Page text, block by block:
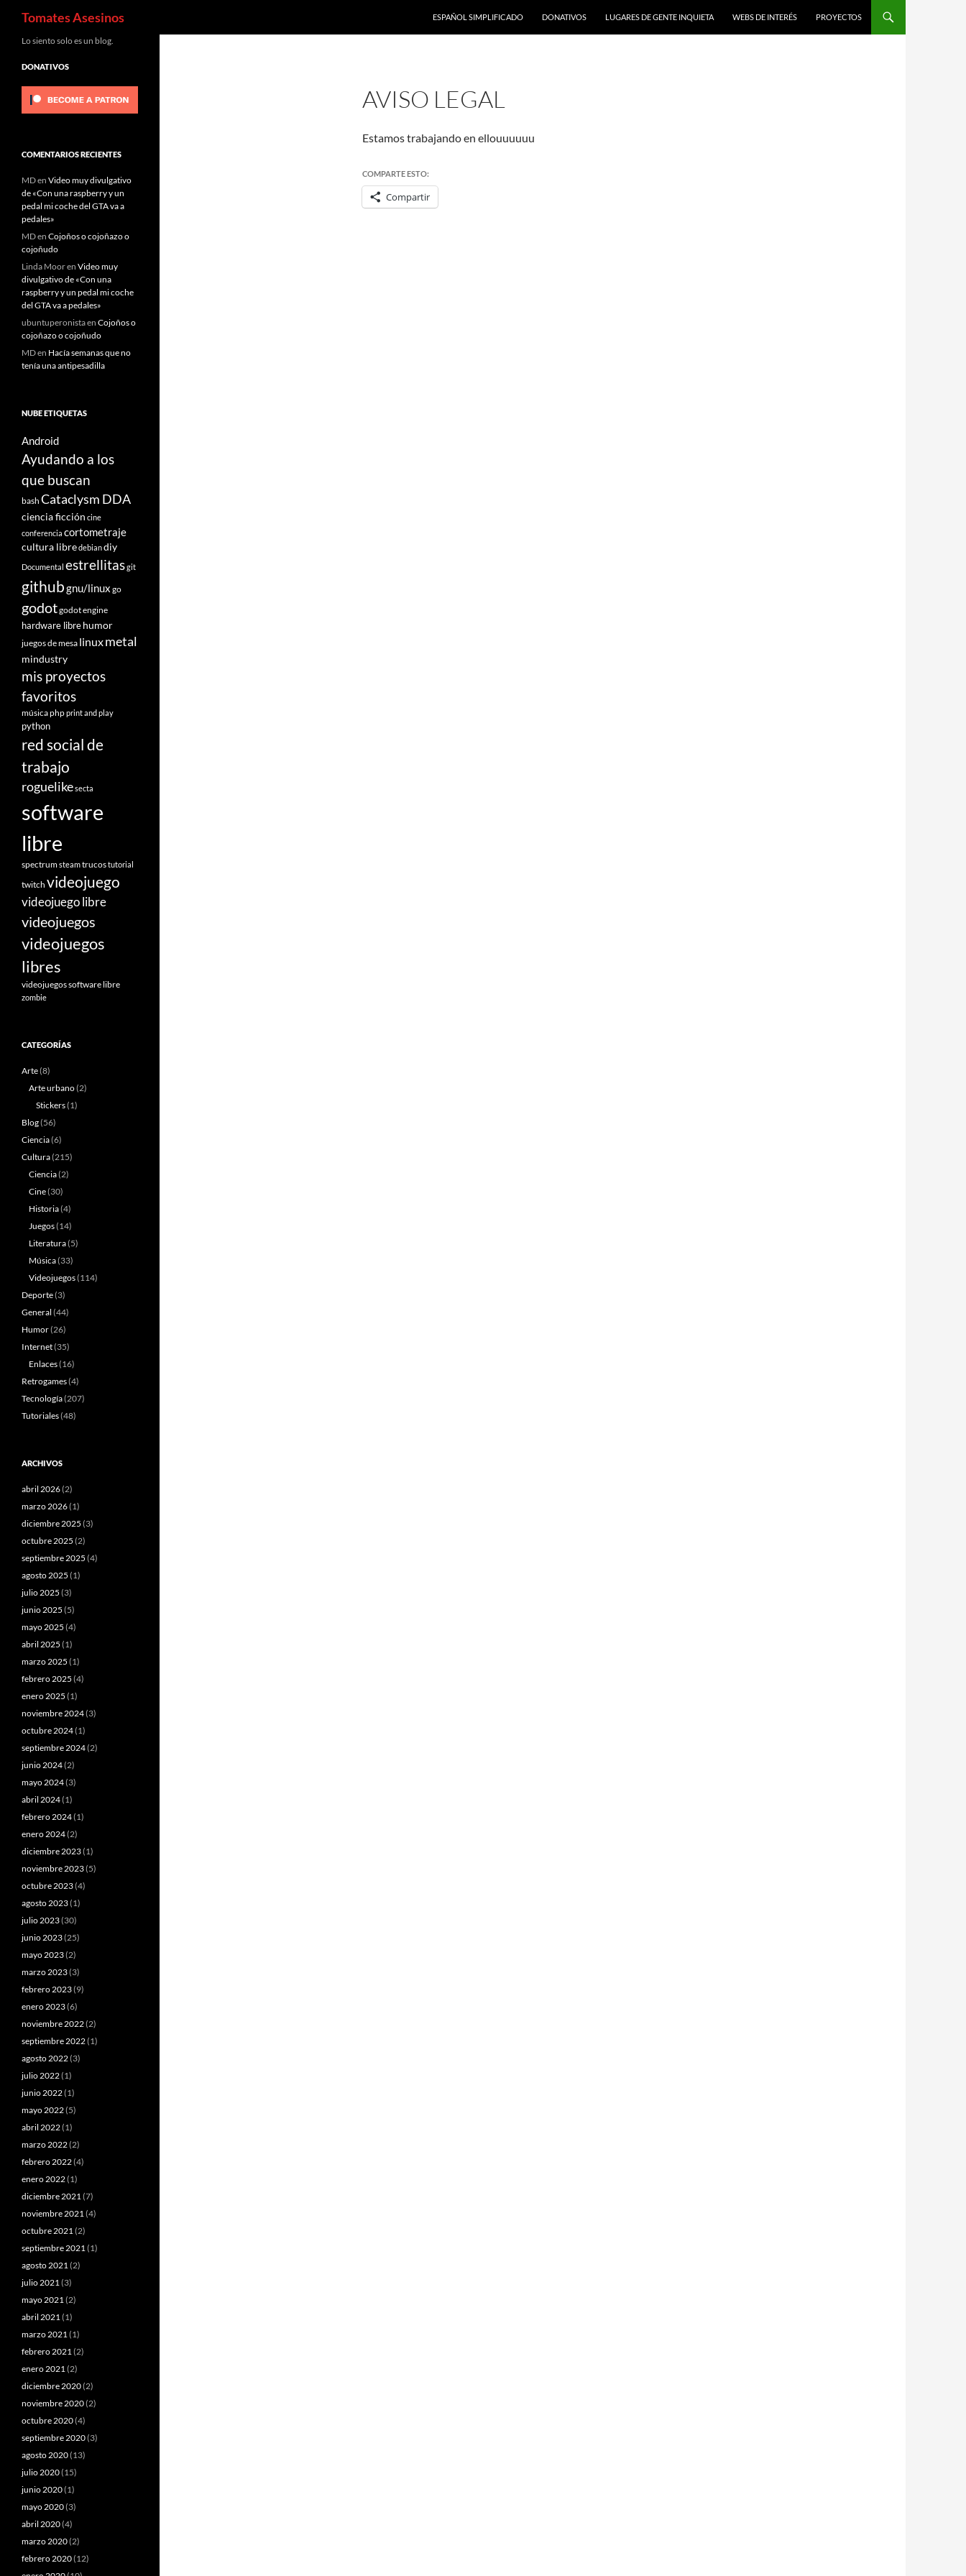
Saltar
Tomates Asesinos ESPAÑOL SIMPLIFICADO DONATIVOS LUGARES DE GENTE INQUIETA WEBS DE INTERÉS PROYECTOS
AVISO LEGAL
Estamos trabajando en ellouuuuuu
COMPARTE ESTO:
Compartir
Lo siento solo es un blog.
DONATIVOS
COMENTARIOS RECIENTES
MDen Video muy divulgativo
de «Con una raspberry y un
pedal mi coche del GTA va a
pedales»
MDen Cojoños o cojoñazo o
cojoñudo
Linda Mooren Video muy
divulgativo de «Con una
raspberry y un pedal mi coche
del GTA va a pedales»
ubuntuperonistaen Cojoños o
cojoñazo o cojoñudo
MDen Hacía semanas que no
tenía una antipesadilla
NUBE ETIQUETAS
Android
Ayudando a los
que buscan
bash Cataclysm DDA
ciencia ficción cine
conferencia cortometraje
cultura libredebiandiy
Documental estrellitasgit
githubgnu/linux go
godotgodot engine
hardware librehumor
juegos de mesa linuxmetal
mindustry
mis proyectos
favoritos
músicaphpprint and play
python
red social de
trabajo
roguelikesecta
software
libre
spectrumsteamtrucostutorial
twitch videojuego
videojuego libre
videojuegos
videojuegos
libres
videojuegos software libre
zombie
CATEGORÍAS
Arte(8)
Arte urbano(2)
Stickers(1)
Blog(56)
Ciencia(6)
Cultura(215)
Ciencia(2)
Cine(30)
Historia(4)
Juegos(14)
Literatura(5)
Música(33)
Videojuegos(114)
Deporte(3)
General (44)
Humor(26)
Internet(35)
Enlaces(16)
Retrogames(4)
Tecnología(207)
Tutoriales(48)
ARCHIVOS
abril 2026(2)
marzo 2026(1)
diciembre 2025 (3)
octubre 2025 (2)
septiembre 2025 (4)
agosto 2025 (1)
julio 2025 (3)
junio 2025 (5)
mayo 2025 (4)
abril 2025 (1)
marzo 2025 (1)
febrero 2025 (4)
enero 2025 (1)
noviembre 2024(3)
octubre 2024(1)
septiembre 2024(2)
junio 2024(2)
mayo 2024(3)
abril 2024(1)
febrero 2024(1)
enero 2024(2)
diciembre 2023(1)
noviembre 2023(5)
octubre 2023(4)
agosto 2023(1)
julio 2023(30)
junio 2023(25)
mayo 2023(2)
marzo 2023(3)
febrero 2023(9)
enero 2023(6)
noviembre 2022(2)
septiembre 2022(1)
agosto 2022(3)
julio 2022(1)
junio 2022(1)
mayo 2022(5)
abril 2022(1)
marzo 2022(2)
febrero 2022(4)
enero 2022(1)
diciembre 2021(7)
noviembre 2021(4)
octubre 2021(2)
septiembre 2021(1)
agosto 2021(2)
julio 2021(3)
mayo 2021(2)
abril 2021(1)
marzo 2021(1)
febrero 2021(2)
enero 2021(2)
diciembre 2020(2)
noviembre 2020(2)
octubre 2020(4)
septiembre 2020(3)
agosto 2020(13)
julio 2020(15)
junio 2020(1)
mayo 2020(3)
abril 2020(4)
marzo 2020(2)
febrero 2020(12)